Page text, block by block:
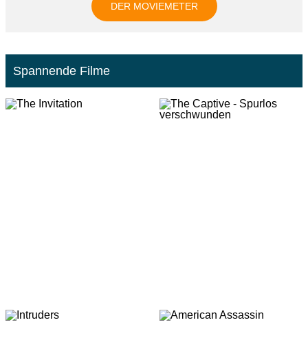
DER MOVIEMETER
Spannende Filme